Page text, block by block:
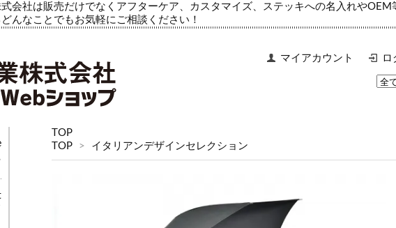
会社は販売だけでなくアフターケア、カスタマイズ、ステッキへの名入れや
んなことでもお気軽にご相談ください！
マイアカウント ロ
TOP
TOP
> イタリアンデザインセレクション